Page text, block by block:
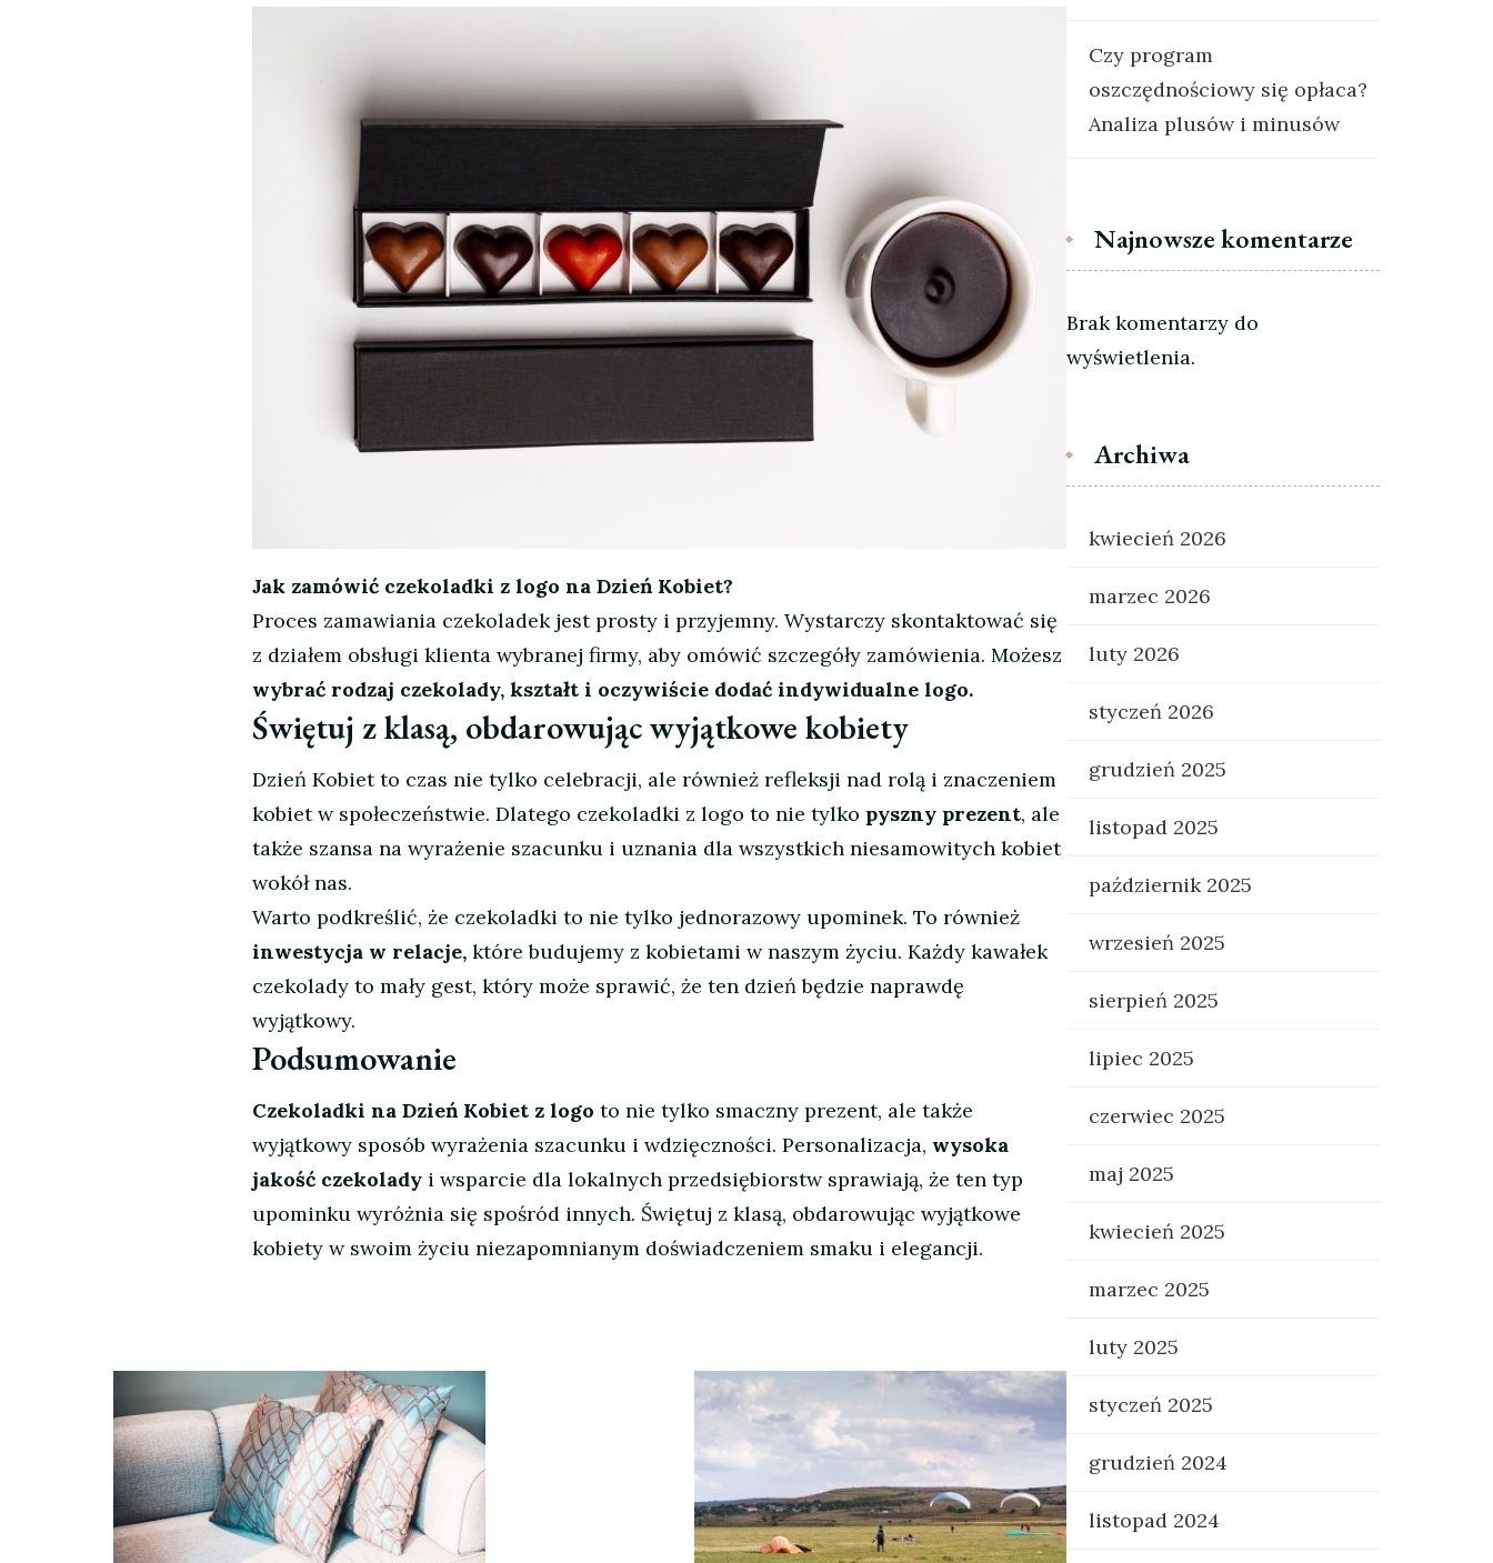
Jak zamówić czekoladki z logo na Dzień Kobiet?
Proces zamawiania czekoladek jest prosty i przyjemny. Wystarczy skontaktować się
z działem obsługi klienta wybranej firmy, aby omówić szczegóły zamówienia. Możesz
wybrać rodzaj czekolady, kształt i oczywiście dodać indywidualne logo.
Świętuj z klasą, obdarowując wyjątkowe kobiety
Dzień Kobiet to czas nie tylko celebracji, ale również refleksji nad rolą i znaczeniem
kobiet w społeczeństwie. Dlatego czekoladki z logo to nie tylko pyszny prezent, ale
także szansa na wyrażenie szacunku i uznania dla wszystkich niesamowitych kobiet
wokół nas.
Warto podkreślić, że czekoladki to nie tylko jednorazowy upominek. To również
inwestycja w relacje, które budujemy z kobietami w naszym życiu. Każdy kawałek
czekolady to mały gest, który może sprawić, że ten dzień będzie naprawdę
wyjątkowy.
Podsumowanie
Czekoladki na Dzień Kobiet z logo to nie tylko smaczny prezent, ale także
wyjątkowy sposób wyrażenia szacunku i wdzięczności. Personalizacja, wysoka
jakość czekolady i wsparcie dla lokalnych przedsiębiorstw sprawiają, że ten typ
upominku wyróżnia się spośród innych. Świętuj z klasą, obdarowując wyjątkowe
kobiety w swoim życiu niezapomnianym doświadczeniem smaku i elegancji.
Nawigacja
wpisu
Czy program
oszczędnościowy się opłaca?
Analiza plusów i minusów
Najnowsze komentarze
Brak komentarzy do
wyświetlenia.
Archiwa
kwiecień 2026
marzec 2026
luty 2026
styczeń 2026
grudzień 2025
listopad 2025
październik 2025
wrzesień 2025
sierpień 2025
lipiec 2025
czerwiec 2025
maj 2025
kwiecień 2025
marzec 2025
luty 2025
styczeń 2025
grudzień 2024
listopad 2024